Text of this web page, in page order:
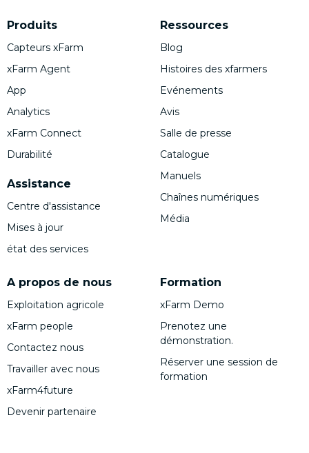
Produits
Capteurs xFarm
xFarm Agent
App
Analytics
xFarm Connect
Durabilité
Assistance
Centre d'assistance
Mises à jour
état des services
A propos de nous
Exploitation agricole
xFarm people
Contactez nous
Travailler avec nous
xFarm4future
Devenir partenaire
Ressources
Blog
Histoires des xfarmers
Evénements
Avis
Salle de presse
Catalogue
Manuels
Chaînes numériques
Média
Formation
xFarm Demo
Prenotez une
démonstration.
Réserver une session de
formation